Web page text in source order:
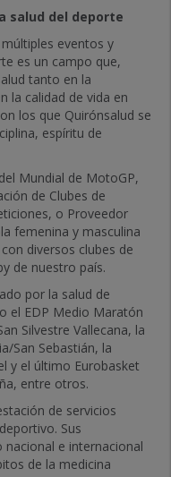
salud del deporte
eventos y
es un campo que,
tanto en la
la calidad de vida en
los que Quirónsalud se
espíritu de
Mundial de MotoGP,
de Clubes de
o Proveedor
femenina y masculina
diversos clubes de
de nuestro país.
por la salud de
el EDP Medio Maratón
Silvestre Vallecana, la
San Sebastián, la
y el último Eurobasket
entre otros.
de servicios
Sus
e internacional
de la medicina